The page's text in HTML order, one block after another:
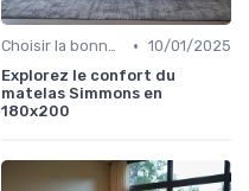
Choisir la bonne taille • 10/01/2025
Explorez le confort du
matelas Simmons en
180x200